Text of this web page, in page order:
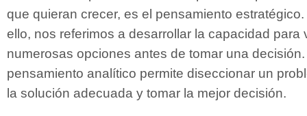
que quieran crecer, es el pensamiento
ello, nos referimos a desarrollar la capacidad para
numerosas opciones antes de tomar una
pensamiento analítico permite diseccionar un
la solución adecuada y tomar la mejor decisión.